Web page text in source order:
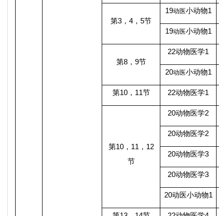
第3 ， 4 ， 5节
19动医小动物1
19动医小动物1
第8， 9节
22动物医学1
20动医小动物1
第10， 11节 22动物医学1
第10， 11 ， 12
节
20动物医学2
20动物医学2
20动物医学3
20动物医学3
20动医小动物1